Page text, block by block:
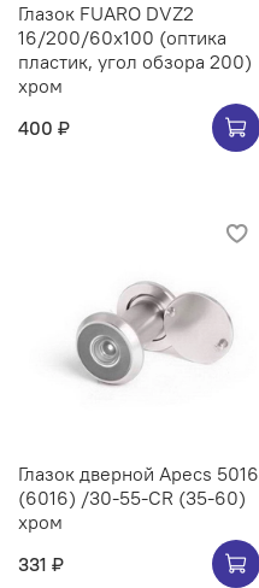
Глазок FUARO DVZ2
16/200/60x100 (оптика
пластик, угол обзора 200)
хром
400 ₽
Глазок дверной Apecs 5016
(6016) /30-55-CR (35-60)
хром
331 ₽